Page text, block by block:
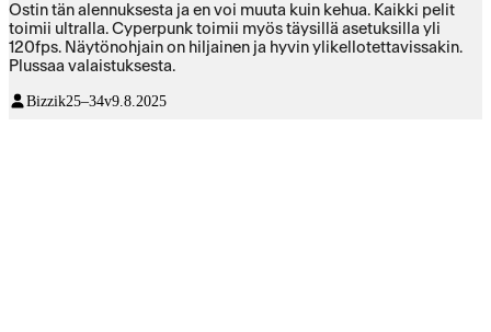
Ostin tän alennuksesta ja en voi muuta kuin kehua. Kaikki pelit
toimii ultralla. Cyperpunk toimii myös täysillä asetuksilla yli
120fps. Näytönohjain on hiljainen ja hyvin ylikellotettavissakin.
Plussaa valaistuksesta.
Bizzik25–34v9.8.2025